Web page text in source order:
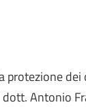
dei
Antonio